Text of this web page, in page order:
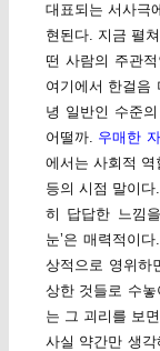
대표되는 서사극
현된다. 지금 펼
떤 사람의 주관
여기에서 한걸음
녕 일반인 수준
어떨까. 우매한
에서는 사회적
등의 시점 말이
히 답답한 느낌
눈’은 매력적이
상적으로 영위하
상한 것들로 수놓
는 그 괴리를 보
사실 약간만 생